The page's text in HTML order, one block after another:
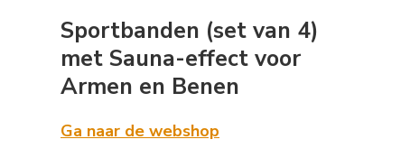
Sportbanden (set van 4)
met Sauna-effect voor
Armen en Benen
Ga naar de webshop